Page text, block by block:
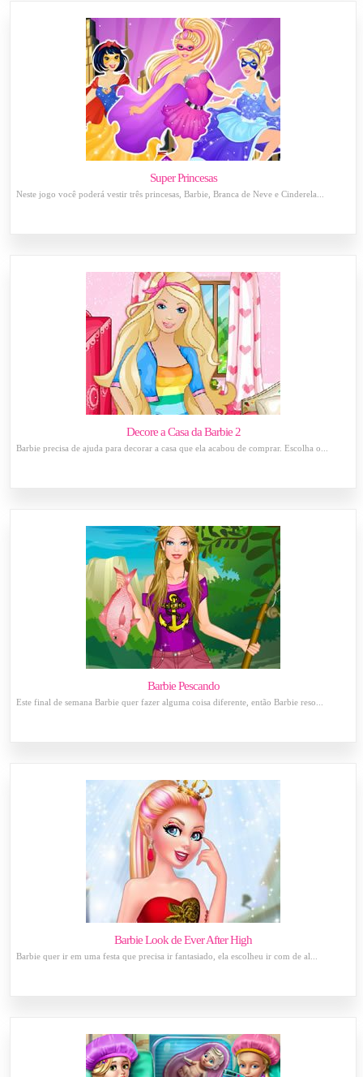
Super Princesas
Neste jogo você poderá vestir três princesas, Barbie, Branca de Neve e Cinderela...
Decore a Casa da Barbie 2
Barbie precisa de ajuda para decorar a casa que ela acabou de comprar. Escolha o...
Barbie Pescando
Este final de semana Barbie quer fazer alguma coisa diferente, então Barbie reso...
Barbie Look de Ever After High
Barbie quer ir em uma festa que precisa ir fantasiado, ela escolheu ir com de al...